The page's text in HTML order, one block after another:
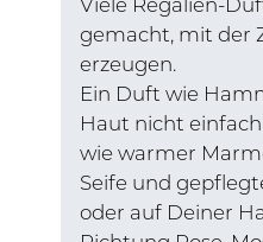
Viele Régalien-
gemacht, mit der
erzeugen.
Ein Duft wie
Haut nicht
wie warmer
Seife und
oder auf Deiner